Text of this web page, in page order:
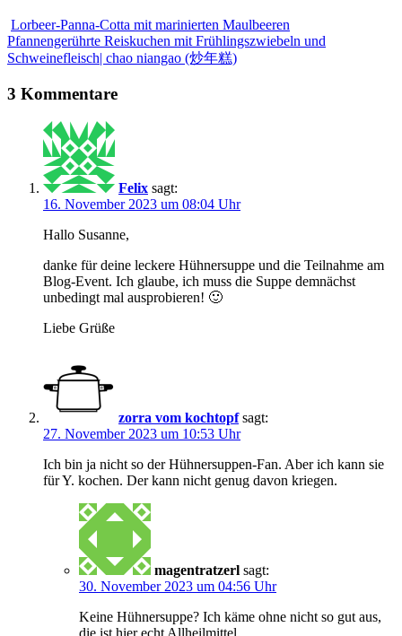
Lorbeer-Panna-Cotta mit marinierten Maulbeeren
Pfannengerührte Reiskuchen mit Frühlingszwiebeln und
Schweinefleisch| chao niangao (炒年糕)
3 Kommentare
Felix sagt:
16. November 2023 um 08:04 Uhr
Hallo Susanne,
danke für deine leckere Hühnersuppe und die Teilnahme am
Blog-Event. Ich glaube, ich muss die Suppe demnächst
unbedingt mal ausprobieren! 🙂
Liebe Grüße
zorra vom kochtopf sagt:
27. November 2023 um 10:53 Uhr
Ich bin ja nicht so der Hühnersuppen-Fan. Aber ich kann sie
für Y. kochen. Der kann nicht genug davon kriegen.
magentratzerl sagt:
30. November 2023 um 04:56 Uhr
Keine Hühnersuppe? Ich käme ohne nicht so gut aus,
die ist hier echt Allheilmittel.